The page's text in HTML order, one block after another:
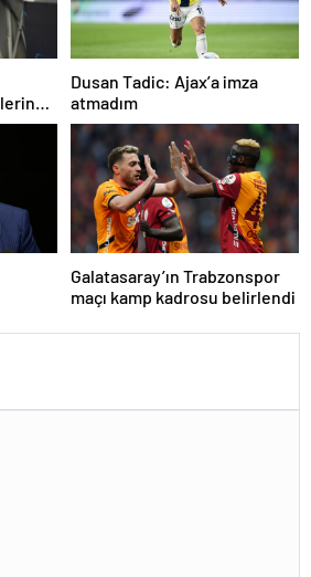
Dusan Tadic: Ajax’a imza
atmadım
Galatasaray’ın Trabzonspor
maçı kamp kadrosu belirlendi